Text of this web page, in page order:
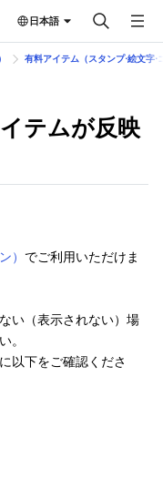
日本語
有料アイテム（スタンプ⋅絵文字⋅
テムが反映
） でご利用いただけま
い（表示されない）場
。
以下をご確認くださ